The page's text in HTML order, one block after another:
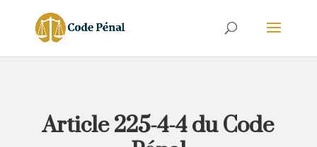
Article 225-4-4 du Code